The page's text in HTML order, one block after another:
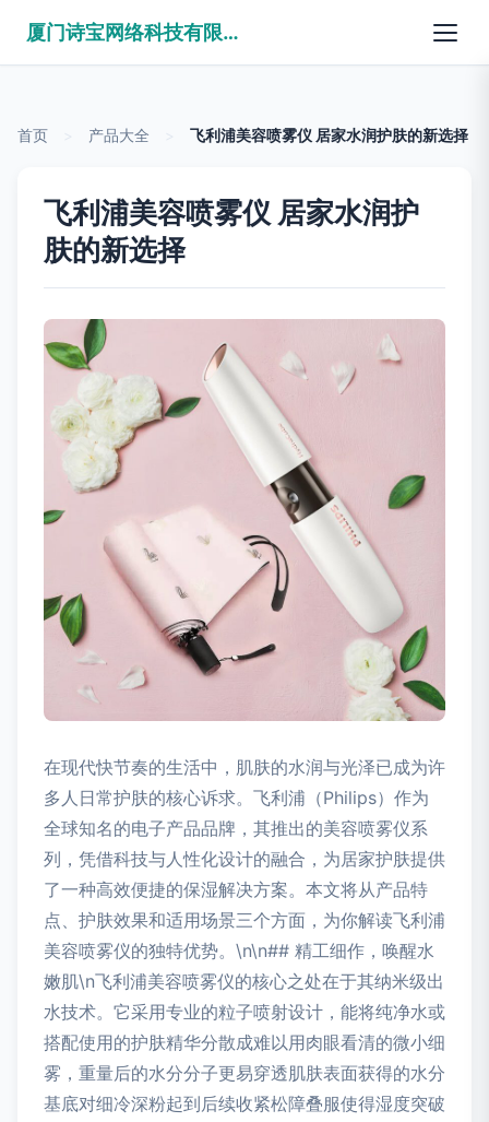
厦门诗宝网络科技有限公司
首页 产品大全 飞利浦美容喷雾仪 居家水润护肤的新选择
飞利浦美容喷雾仪 居家水润护
肤的新选择
在现代快节奏的生活中，肌肤的水润与光泽已成为许
多人日常护肤的核心诉求。飞利浦（Philips）作为
全球知名的电子产品品牌，其推出的美容喷雾仪系
列，凭借科技与人性化设计的融合，为居家护肤提供
了一种高效便捷的保湿解决方案。本文将从产品特
点、护肤效果和适用场景三个方面，为你解读飞利浦
美容喷雾仪的独特优势。\n\n## 精工细作，唤醒水
嫩肌\n飞利浦美容喷雾仪的核心之处在于其纳米级出
水技术。它采用专业的粒子喷射设计，能将纯净水或
搭配使用的护肤精华分散成难以用肉眼看清的微小细
雾，重量后的水分分子更易穿透肌肤表面获得的水分
基底对细冷深粉起到后续收紧松障叠服使得湿度突破